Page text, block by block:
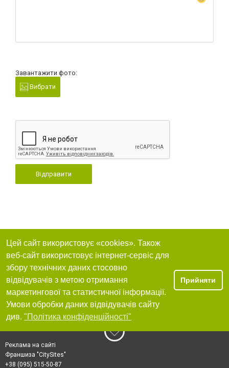
Завантажити фото:
Вибрати
Відправити
Цей сайт використовує «cookies». Також
веб-сайт використовує інтернет-сервіс для
збору технічних даних стосовно
відвідувачів з метою отримання
маркетингової та статистичної інформації.
Умови обробки даних відвідувачів сайту
див. "Політика конфіденційності"
Прийняти
Реклама на сайті
Франшиза "CitySites"
+38 (095) 515-50-87